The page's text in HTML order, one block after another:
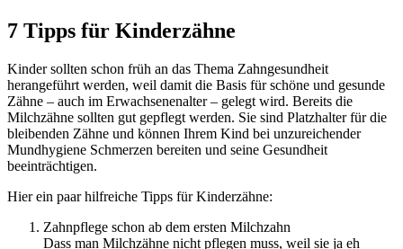
7 Tipps für Kinderzähne
Kinder sollten schon früh an das Thema Zahngesundheit
herangeführt werden, weil damit die Basis für schöne und gesunde
Zähne – auch im Erwachsenenalter – gelegt wird. Bereits die
Milchzähne sollten gut gepflegt werden. Sie sind Platzhalter für die
bleibenden Zähne und können Ihrem Kind bei unzureichender
Mundhygiene Schmerzen bereiten und seine Gesundheit
beeinträchtigen.
Hier ein paar hilfreiche Tipps für Kinderzähne:
Zahnpflege schon ab dem ersten Milchzahn
Dass man Milchzähne nicht pflegen muss, weil sie ja eh